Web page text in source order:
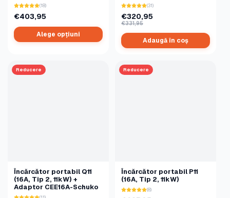
(18)
€403,95
Alege opțiuni
(31)
€320,95
€331,95
Adaugă în coș
Reducere
Încărcător portabil Q11
(16A, Tip 2, 11kW) +
Adaptor CEE16A-Schuko
Reducere
Încărcător portabil P11
(16A, Tip 2, 11kW)
(8)